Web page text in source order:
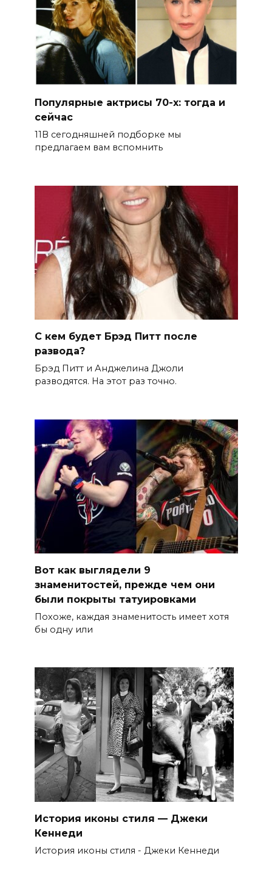
Популярные актрисы 70-х: тогда и
сейчас
11В сегодняшней подборке мы
предлагаем вам вспомнить
С кем будет Брэд Питт после
развода?
Брэд Питт и Анджелина Джоли
разводятся. На этот раз точно.
Вот как выглядели 9
знаменитостей, прежде чем они
были покрыты татуировками
Похоже, каждая знаменитость имеет хотя
бы одну или
История иконы стиля — Джеки
Кеннеди
История иконы стиля - Джеки Кеннеди